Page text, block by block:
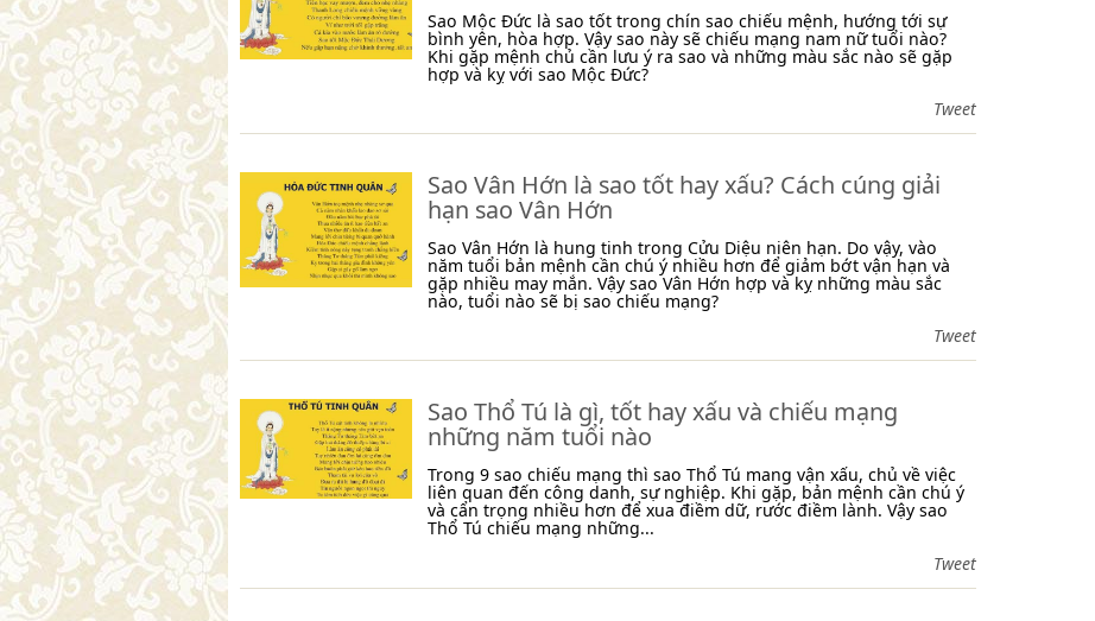
Sao Mộc Đức là sao tốt trong chín sao chiếu mệnh, hướng tới sự
bình yên, hòa hợp. Vậy sao này sẽ chiếu mạng nam nữ tuổi nào?
Khi gặp mệnh chủ cần lưu ý ra sao và những màu sắc nào sẽ gặp
hợp và kỵ với sao Mộc Đức?
Tweet
Sao Vân Hớn là sao tốt hay xấu? Cách cúng giải
hạn sao Vân Hớn
Sao Vân Hớn là hung tinh trong Cửu Diệu niên hạn. Do vậy, vào
năm tuổi bản mệnh cần chú ý nhiều hơn để giảm bớt vận hạn và
gặp nhiều may mắn. Vậy sao Vân Hớn hợp và kỵ những màu sắc
nào, tuổi nào sẽ bị sao chiếu mạng?
Tweet
Sao Thổ Tú là gì, tốt hay xấu và chiếu mạng
những năm tuổi nào
Trong 9 sao chiếu mạng thì sao Thổ Tú mang vận xấu, chủ về việc
liên quan đến công danh, sự nghiệp. Khi gặp, bản mệnh cần chú ý
và cẩn trọng nhiều hơn để xua điềm dữ, rước điềm lành. Vậy sao
Thổ Tú chiếu mạng những...
Tweet